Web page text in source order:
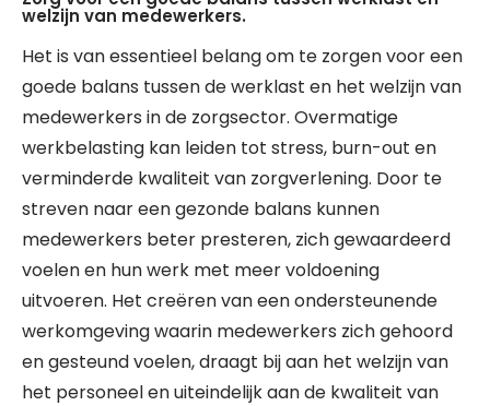
welzijn van medewerkers.
Het is van essentieel belang om te zorgen voor een
goede balans tussen de werklast en het welzijn van
medewerkers in de zorgsector. Overmatige
werkbelasting kan leiden tot stress, burn-out en
verminderde kwaliteit van zorgverlening. Door te
streven naar een gezonde balans kunnen
medewerkers beter presteren, zich gewaardeerd
voelen en hun werk met meer voldoening
uitvoeren. Het creëren van een ondersteunende
werkomgeving waarin medewerkers zich gehoord
en gesteund voelen, draagt bij aan het welzijn van
het personeel en uiteindelijk aan de kwaliteit van